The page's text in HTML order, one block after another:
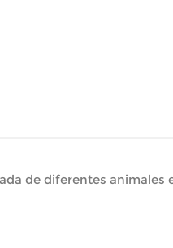
de diferentes animales